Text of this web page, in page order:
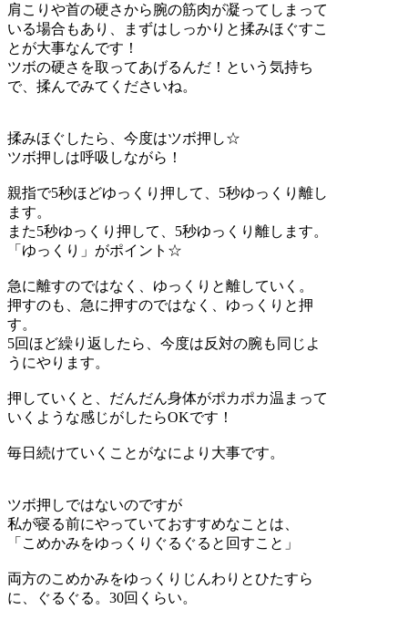
肩こりや首の硬さから腕の筋肉が凝ってしまって
いる場合もあり、まずはしっかりと揉みほぐすこ
とが大事なんです！
ツボの硬さを取ってあげるんだ！という気持ち
で、揉んでみてくださいね。
揉みほぐしたら、今度はツボ押し☆
ツボ押しは呼吸しながら！
親指で5秒ほどゆっくり押して、5秒ゆっくり離し
ます。
また5秒ゆっくり押して、5秒ゆっくり離します。
「ゆっくり」がポイント☆
急に離すのではなく、ゆっくりと離していく。
押すのも、急に押すのではなく、ゆっくりと押
す。
5回ほど繰り返したら、今度は反対の腕も同じよ
うにやります。
押していくと、だんだん身体がポカポカ温まって
いくような感じがしたらOKです！
毎日続けていくことがなにより大事です。
ツボ押しではないのですが
私が寝る前にやっていておすすめなことは、
「こめかみをゆっくりぐるぐると回すこと」
両方のこめかみをゆっくりじんわりとひたすら
に、ぐるぐる。30回くらい。